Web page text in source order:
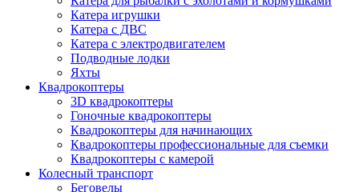
Катера игрушки
Катера с ДВС
Катера с электродвигателем
Подводные лодки
Яхты
Квадрокоптеры
3D квадрокоптеры
Гоночные квадрокоптеры
Квадрокоптеры для начинающих
Квадрокоптеры профессиональные для съемки
Квадрокоптеры с камерой
Колесный транспорт
Беговелы